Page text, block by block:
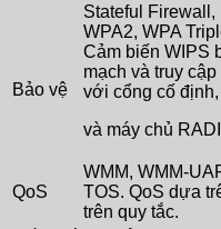
Bảo vệ
Stateful Firewall,
WPA2, WPA
Cảm biến WIPS
mạch và truy
với cổng cố
và máy chủ
QoS
WMM, WMM-
TOS. QoS dựa
trên quy tắc.